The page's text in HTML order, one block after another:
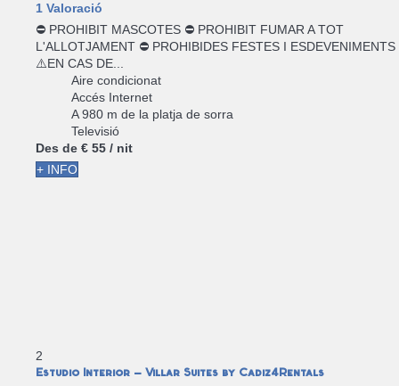
1 Valoració
⛔ PROHIBIT MASCOTES ⛔ PROHIBIT FUMAR A TOT
L'ALLOTJAMENT ⛔ PROHIBIDES FESTES I ESDEVENIMENTS
⚠️EN CAS DE...
Aire condicionat
Accés Internet
A 980 m de la platja de sorra
Televisió
Des de € 55 / nit
+ INFO
2
Estudio Interior - Villar Suites by Cadiz4Rentals